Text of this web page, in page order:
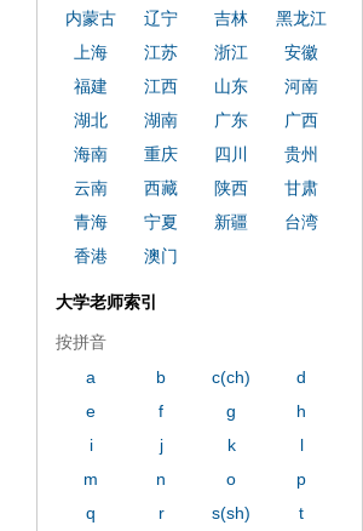
内蒙古
辽宁 吉林
黑龙江
上海
江苏 浙江
安徽
福建
江西 山东
河南
湖北
湖南 广东
广西
海南
重庆 四川
贵州
云南
西藏 陕西
甘肃
青海
宁夏 新疆
台湾
香港
澳门
大学老师索引
按拼音
a
b c(ch)
d
e
f g
h
i
j k
l
m
n o
p
q
r s(sh)
t